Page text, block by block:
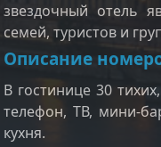
звездочный отель
семей, туристов и
Описание
В гостинице 30
телефон, ТВ, мини-
кухня.